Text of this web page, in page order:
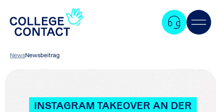
NewsNewsbeitrag
INSTAGRAM TAKEOVER AN DER